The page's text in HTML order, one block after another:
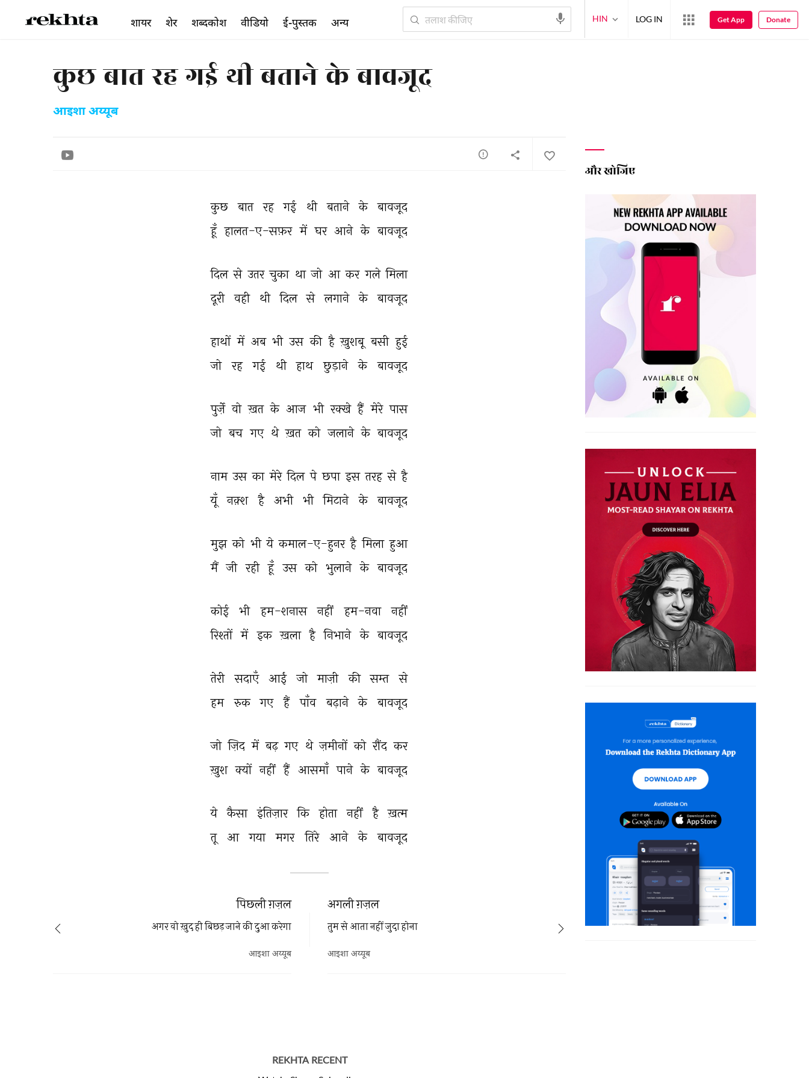
कुछ बात रह गई थी बताने के बावजूद
आइशा अय्यूब
कुछ बात रह गई थी बताने के बावजूद
हूँ हालत-ए-सफ़र में घर आने के बावजूद
दिल से उतर चुका था जो आ कर गले मिला
दूरी वही थी दिल से लगाने के बावजूद
हाथों में अब भी उस की है ख़ुशबू बसी हुई
जो
रह गई थी हाथ छुड़ाने के बावजूद
पुर्ज़े वो ख़त के आज भी रक्खे हैं मेरे पास
जो बच गए थे ख़त को जलाने के बावजूद
नाम उस का मेरे दिल पे छपा इस तरह से है
यूँ
नक़्श है अभी भी मिटाने के बावजूद
मुझ को भी ये कमाल-ए-हुनर है मिला हुआ
मैं जी रही हूँ उस को भुलाने के बावजूद
कोई भी हम-शनास नहीं हम-नवा
नहीं
रिश्तों में इक ख़ला है निभाने के बावजूद
तेरी सदाएँ आईं जो माज़ी की सम्त
से
हम
रुक गए हैं पाँव बढ़ाने के बावजूद
जो ज़िद में बढ़ गए थे ज़मीनों को रौंद कर
ख़ुश क्यों नहीं हैं आसमाँ पाने के बावजूद
ये कैसा इंतिज़ार कि होता नहीं है ख़त्म
तू
आ गया मगर तिरे आने के बावजूद
अगली ग़ज़ल
तुम से आता नहीं जुदा होना
आइशा अय्यूब
पिछली ग़ज़ल
अगर वो ख़ुद ही बिछड़ जाने की दुआ करेगा
आइशा अय्यूब
REKHTA RECENT
और खोजिए
शायर शेर शब्दकोश वीडियो ई-पुस्तक अन्य HIN LOG IN Get App Donate